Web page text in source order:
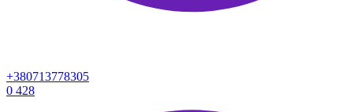
+380713778305
0 428